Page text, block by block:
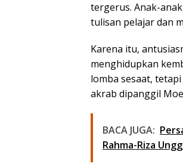
tergerus. Anak-
tulisan pelajar dan
Karena itu,
menghidupkan
lomba sesaat,
akrab dipanggil
BACA JUGA:
Rahma-Riza